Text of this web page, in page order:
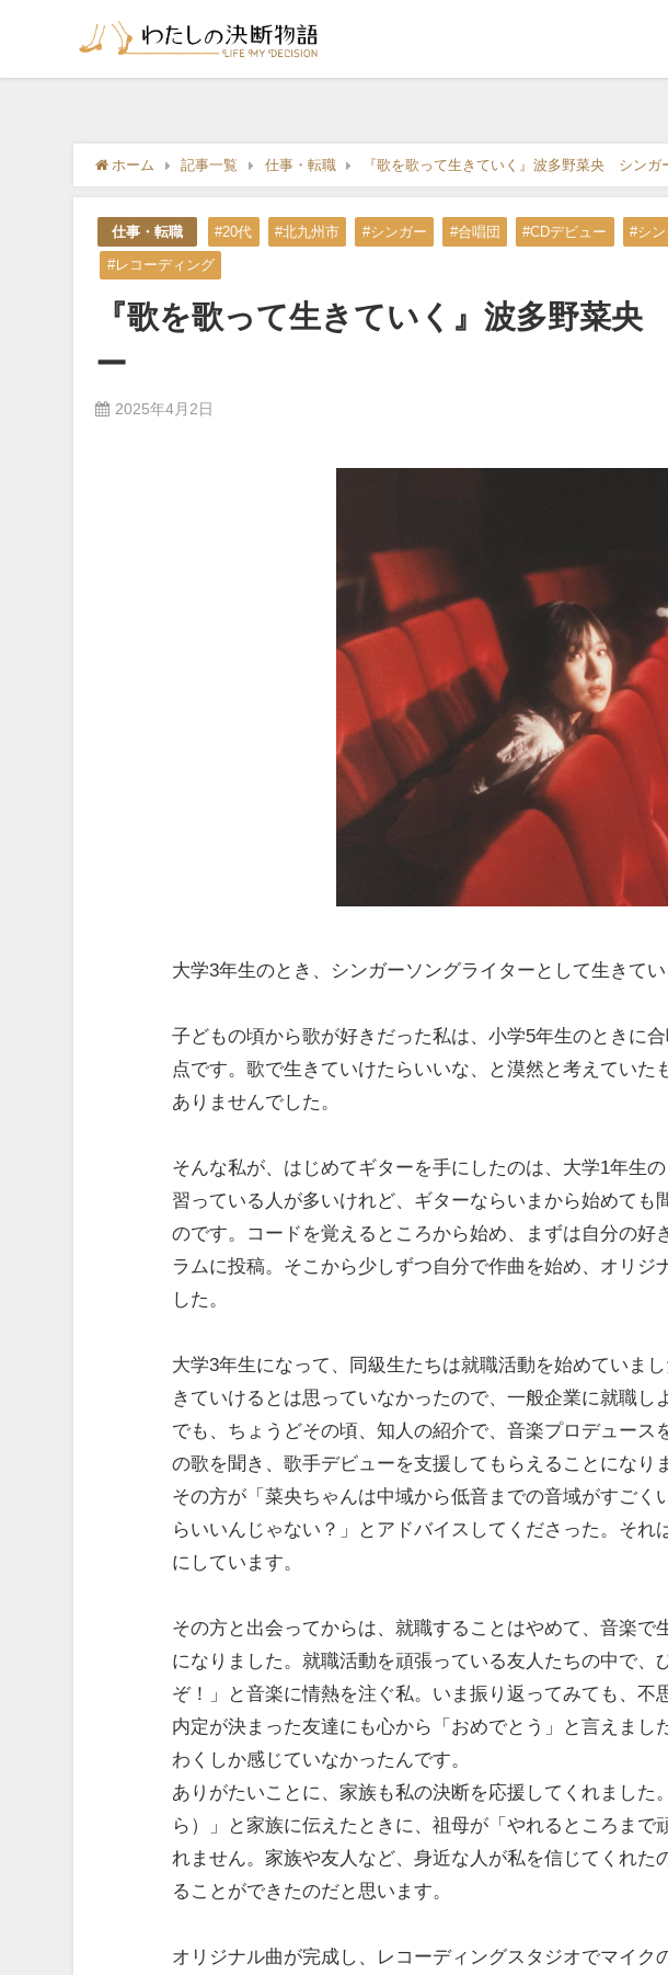
ホーム 記事一覧 仕事・転職 『歌を歌って生きていく』波多野菜央 シンガ
仕事・転職 #20代 #北九州市 #シンガー #合唱団 #CDデビュー #シ
#レコーディング
『歌を歌って生きていく』波多野菜
ー
2025年4月2日
大学3年生のとき、シンガーソングライターとして生きてい
子どもの頃から歌が好きだった私は、小学5年生のときに
点です。歌で生きていけたらいいな、と漠然と考えていた
ありませんでした。
そんな私が、はじめてギターを手にしたのは、大学1年生
習っている人が多いけれど、ギターならいまから始めても
のです。コードを覚えるところから始め、まずは自分の好
ラムに投稿。そこから少しずつ自分で作曲を始め、オリジ
した。
大学3年生になって、同級生たちは就職活動を始めていま
きていけるとは思っていなかったので、一般企業に就職し
でも、ちょうどその頃、知人の紹介で、音楽プロデュース
の歌を聞き、歌手デビューを支援してもらえることになり
その方が「菜央ちゃんは中域から低音までの音域がすごく
らいいんじゃない？」とアドバイスしてくださった。それ
にしています。
その方と出会ってからは、就職することはやめて、音楽で
になりました。就職活動を頑張っている友人たちの中で、
ぞ！」と音楽に情熱を注ぐ私。いま振り返ってみても、不
内定が決まった友達にも心から「おめでとう」と言えまし
わくしか感じていなかったんです。
ありがたいことに、家族も私の決断を応援してくれました
ら）」と家族に伝えたときに、祖母が「やれるところまで
れません。家族や友人など、身近な人が私を信じてくれた
ることができたのだと思います。
オリジナル曲が完成し、レコーディングスタジオでマイク